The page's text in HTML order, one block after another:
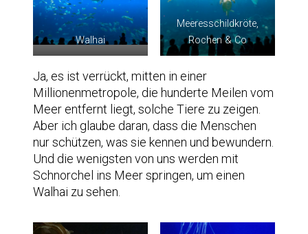
Walhai
Meeresschildkröte,
Rochen & Co
Ja, es ist verrückt, mitten in einer
Millionenmetropole, die hunderte Meilen vom
Meer entfernt liegt, solche Tiere zu zeigen.
Aber ich glaube daran, dass die Menschen
nur schützen, was sie kennen und bewundern.
Und die wenigsten von uns werden mit
Schnorchel ins Meer springen, um einen
Walhai zu sehen.